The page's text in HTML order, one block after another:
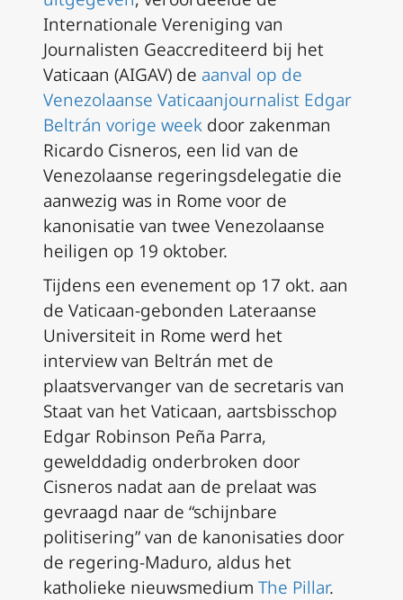
Internationale Vereniging van
Journalisten Geaccrediteerd bij het
Vaticaan (AIGAV) de aanval op de
Venezolaanse Vaticaanjournalist Edgar
Beltrán vorige week door zakenman
Ricardo Cisneros, een lid van de
Venezolaanse regeringsdelegatie die
aanwezig was in Rome voor de
kanonisatie van twee Venezolaanse
heiligen op 19 oktober.
Tijdens een evenement op 17 okt. aan
de Vaticaan-gebonden Lateraanse
Universiteit in Rome werd het
interview van Beltrán met de
plaatsvervanger van de secretaris van
Staat van het Vaticaan, aartsbisschop
Edgar Robinson Peña Parra,
gewelddadig onderbroken door
Cisneros nadat aan de prelaat was
gevraagd naar de “schijnbare
politisering” van de kanonisaties door
de regering-Maduro, aldus het
katholieke nieuwsmedium The Pillar.